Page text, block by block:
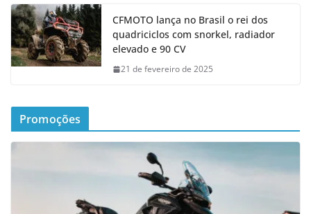
CFMOTO lança no Brasil o rei dos
quadriciclos com snorkel, radiador
elevado e 90 CV
21 de fevereiro de 2025
Promoções